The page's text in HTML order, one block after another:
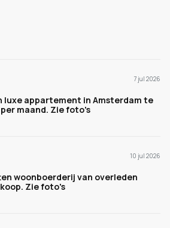
7 jul 2026
luxe appartement in Amsterdam te
maand. Zie foto's
10 jul 2026
woonboerderij van overleden
Zie foto's